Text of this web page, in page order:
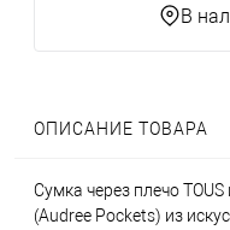
В
ОПИСАНИЕ ТОВАРА
Сумка через плечо
(Audree Pockets) из